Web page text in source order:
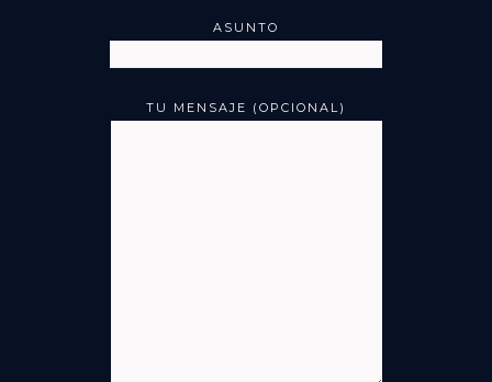
ASUNTO
TU MENSAJE (OPCIONAL)